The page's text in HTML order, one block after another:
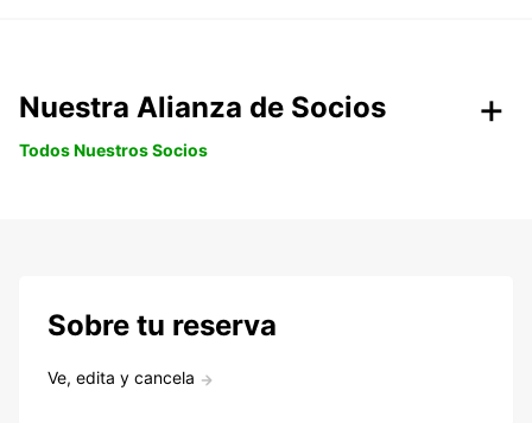
Nuestra Alianza de Socios
Todos Nuestros Socios
Sobre tu reserva
Ve, edita y cancela